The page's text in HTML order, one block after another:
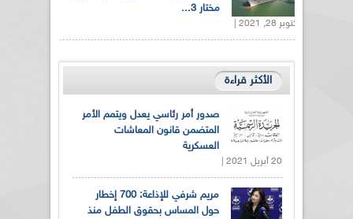
مختار 3...
أكتوبر 28, 2021 |
الأكثر قراءة
صدور أمر رئاسي يعدل ويتمم الأمر
المتضمن قانون المعاشات
العسكرية
20 أبريل 2021 |
مريم شرفي للإذاعة: 700 إخطار
حول المساس بحقوق الطفل منذ